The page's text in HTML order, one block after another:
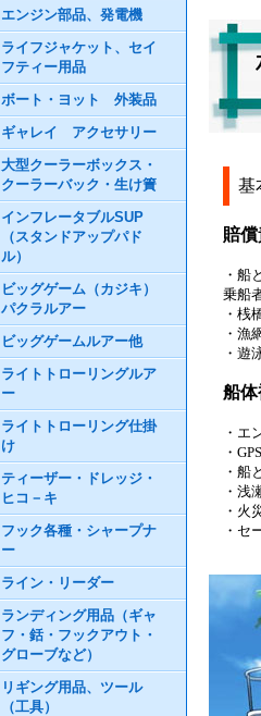
エンジン部品、発電機
ライフジャケット、セイ
フティー用品
ボート・ヨット 外装品
ギャレイ アクセサリー
大型クーラーボックス・
クーラーバック・生け簀
インフレータブルSUP
（スタンドアップパド
ル）
ビッグゲーム（カジキ）
パクラルアー
ビッグゲームルアー他
ライトトローリングルア
ー
ライトトローリング仕掛
け
ティーザー・ドレッジ・
ヒコ－キ
フック各種・シャープナ
ー
ライン・リーダー
ランディング用品（ギャ
フ・銛・フックアウト・
グローブなど）
リギング用品、ツール
（工具）
基
賠償
・船
乗船
・桟
・漁
・遊
船
・エ
・
・船
・浅
・火
・セ